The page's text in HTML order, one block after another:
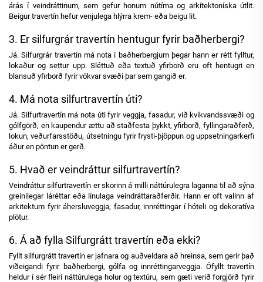
árás í veindráttinum, sem gefur honum nútíma og arkítektoníska útlit.
Beigur travertín hefur venjulega hlýrra krem- eða beigu lit.
3. Er silfurgrár travertín hentugur fyrir baðherbergi?
Já. Silfurgrár travertín má nota í baðherbergjum þegar hann er rétt fylltur,
lokaður og settur upp. Sléttuð eða textuð yfirborð eru oft hentugri en
blansuð yfirborð fyrir vökvar svæði þar sem gangið er.
4. Má nota silfurtravertín úti?
Já. Silfurtravertín má nota úti fyrir veggja, fasadur, við kvikvandssvæði og
gólfgörð, en kaupendur ættu að staðfesta þykkt, yfirborð, fyllingaraðferð,
lokun, veðurfarsstöðu, útsetningu fyrir frysti-þjöppun og uppsetningarkerfi
áður en pöntun er gerð.
5. Hvað er veindráttur silfurtravertín?
Veindráttur silfurtravertín er skorinn á milli náttúrulegra laganna til að sýna
greinilegar láréttar eða línulaga veindráttaraðferðir. Hann er oft valinn af
arkitektum fyrir áhersluveggja, fasadur, innréttingar í hóteli og dekoratíva
plötur.
6. Á að fylla Silfurgrátt travertín eða ekki?
Fyllt silfurgrátt travertín er jafnara og auðveldara að hreinsa, sem gerir það
viðeigandi fyrir baðherbergi, gólfa og innréttingarveggja. Ófyllt travertín
heldur í sér fleiri náttúrulega holur og textúru, sem gæti verið forgjörð fyrir